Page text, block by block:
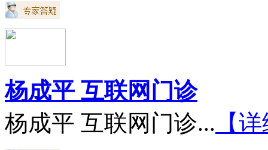
杨成平 互联网门诊
杨成平 互联网门诊... 【